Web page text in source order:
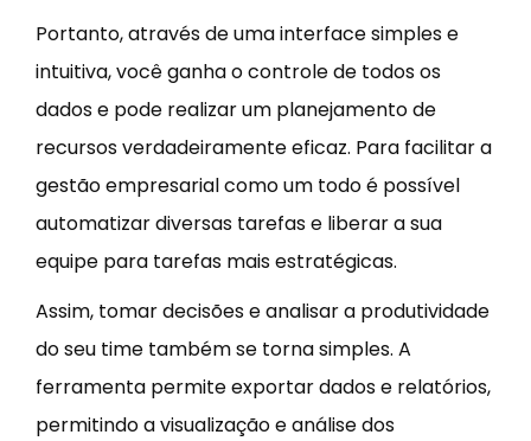
Portanto, através de uma interface simples e
intuitiva, você ganha o controle de todos os
dados e pode realizar um planejamento de
recursos verdadeiramente eficaz. Para facilitar a
gestão empresarial como um todo é possível
automatizar diversas tarefas e liberar a sua
equipe para tarefas mais estratégicas.
Assim, tomar decisões e analisar a produtividade
do seu time também se torna simples. A
ferramenta permite exportar dados e relatórios,
permitindo a visualização e análise dos